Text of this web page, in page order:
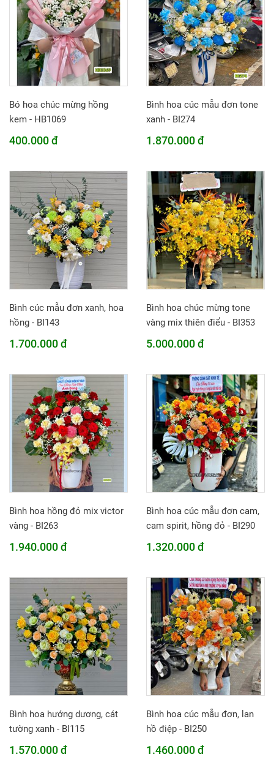
Bó hoa chúc mừng hồng
kem - HB1069
400.000 đ
Bình hoa cúc mẫu đơn tone
xanh - BI274
1.870.000 đ
Bình cúc mẫu đơn xanh, hoa
hồng - BI143
1.700.000 đ
Bình hoa chúc mừng tone
vàng mix thiên điểu - BI353
5.000.000 đ
Bình hoa hồng đỏ mix victor
vàng - BI263
1.940.000 đ
Bình hoa cúc mẫu đơn cam,
cam spirit, hồng đỏ - BI290
1.320.000 đ
Bình hoa hướng dương, cát
tường xanh - BI115
1.570.000 đ
Bình hoa cúc mẫu đơn, lan
hồ điệp - BI250
1.460.000 đ